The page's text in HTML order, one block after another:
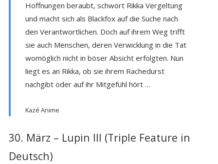
Hoffnungen beraubt, schwört Rikka Vergeltung
und macht sich als Blackfox auf die Suche nach
den Verantwortlichen. Doch auf ihrem Weg trifft
sie auch Menschen, deren Verwicklung in die Tat
womöglich nicht in böser Absicht erfolgten. Nun
liegt es an Rikka, ob sie ihrem Rachedurst
nachgibt oder auf ihr Mitgefühl hört …
Kazé Anime
30. März – Lupin III (Triple Feature in
Deutsch)